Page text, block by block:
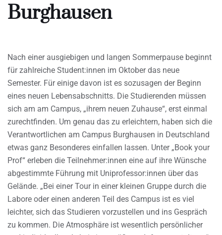
Burghausen
Nach einer ausgiebigen und langen Sommerpause beginnt
für zahlreiche Student:innen im Oktober das neue
Semester. Für einige davon ist es sozusagen der Beginn
eines neuen Lebensabschnitts. Die Studierenden müssen
sich am am Campus, „ihrem neuen Zuhause“, erst einmal
zurechtfinden. Um genau das zu erleichtern, haben sich die
Verantwortlichen am Campus Burghausen in Deutschland
etwas ganz Besonderes einfallen lassen. Unter „Book your
Prof“ erleben die Teilnehmer:innen eine auf ihre Wünsche
abgestimmte Führung mit Uniprofessor:innen über das
Gelände. „Bei einer Tour in einer kleinen Gruppe durch die
Labore oder einen anderen Teil des Campus ist es viel
leichter, sich das Studieren vorzustellen und ins Gespräch
zu kommen. Die Atmosphäre ist wesentlich persönlicher